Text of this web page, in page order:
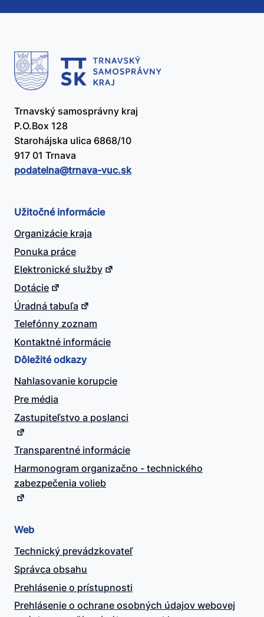
užitočný?
Trnavský samosprávny kraj
P.O.Box 128
Starohájska ulica 6868/10
917 01 Trnava
podatelna@​trnava-vuc.sk
Užitočné informácie
Organizácie kraja
Ponuka práce
Elektronické služby
Dotácie
Úradná tabuľa
Telefónny zoznam
Kontaktné informácie
Dôležité odkazy
Nahlasovanie korupcie
Pre média
Zastupiteľstvo a poslanci
Transparentné informácie
Harmonogram organizačno - technického
zabezpečenia volieb
Web
Technický prevádzkovateľ
Správca obsahu
Prehlásenie o prístupnosti
Prehlásenie o ochrane osobných údajov webovej